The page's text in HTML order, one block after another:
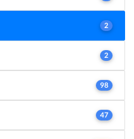
2
2
98
47